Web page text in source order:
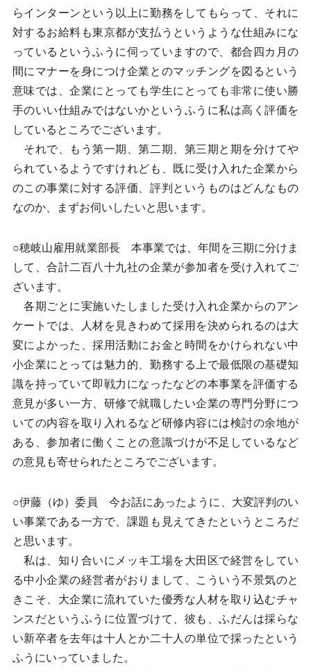
らインターンという以上に勤務をしてもらって、それに
対するお給料も東京都が支払うというような仕組みにな
っているというふうに伺っていますので、都合四カ月の
間にマナーを身につけ企業とのマッチングを図るという
意味では、企業にとっても学生にとっても非常に使い勝
手のいい仕組みではないかというふうに私は高く評価を
しているところでございます。
それで、もう第一期、第二期、第三期と期を分けてや
られているようですけれども、既に受け入れた企業から
のこの事業に対する評価、評判というものはどんなもの
なのか、まずお伺いしたいと思います。
○穂岐山雇用就業部長 本事業では、年間を三期に分けま
して、合計二百八十九社の企業が参加者を受け入れてご
ざいます。
各期ごとに実施いたしました受け入れ企業からのアン
ケートでは、人材を見きわめて採用を決められるのは大
変によかった、採用活動にお金と時間をかけられない中
小企業にとっては魅力的、勤務する上で最低限の基礎知
識を持っていて即戦力になったなどの本事業を評価する
意見が多い一方、研修で就職したい企業の専門分野につ
いての内容を取り入れるなど研修内容には検討の余地が
ある、参加者に働くことの意識づけが不足しているなど
の意見も寄せられたところでございます。
○伊藤（ゆ）委員 今お話にあったように、大変評判のい
い事業である一方で、課題も見えてきたというところだ
と思います。
私は、知り合いにメッキ工場を大田区で経営をしてい
る中小企業の経営者がおりまして、こういう不景気のと
きこそ、大企業に流れていた優秀な人材を取り込むチャ
ンスだというふうに位置づけて、彼も、ふだんは採らな
い新卒者を去年は十人とか二十人の単位で採ったという
ふうにいっていました。